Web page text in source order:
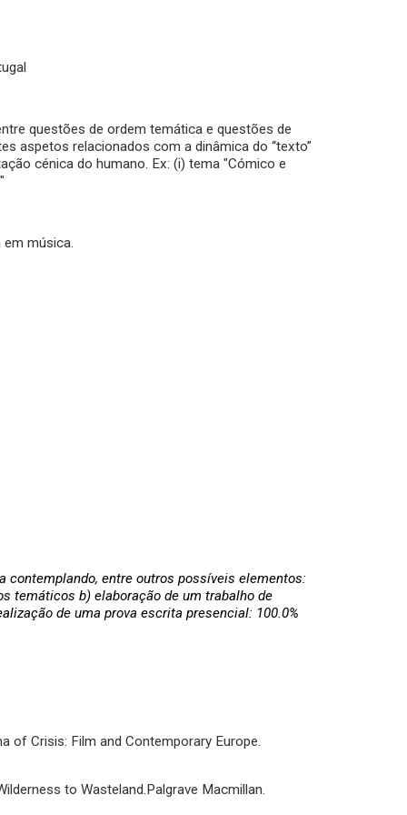
questões de ordem temática e questões de
aspetos relacionados com a dinâmica do “texto”
cénica do humano. Ex: (i) tema "Cómico e
música.
contemplando, entre outros possíveis elementos:
temáticos b) elaboração de um trabalho de
de uma prova escrita presencial: 100.0%
of Crisis: Film and Contemporary Europe.
to Wasteland.Palgrave Macmillan.